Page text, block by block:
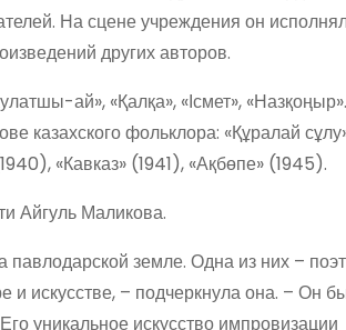
На сцене учреждения он
других авторов.
ай», «Қалқа», «Ісмет», «Назқоңыр».
казахского фольклора: «Құралай
«Кавказ» (1941), «Ақбөпе» (1945).
Айгуль Маликова.
земле. Одна из них –
и искусстве, – подчеркнула она. – Он
уникальное искусство импровизации